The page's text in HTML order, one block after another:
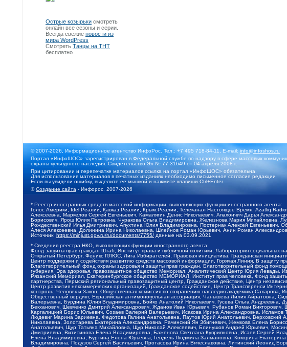
Острые козырьки смотреть
онлайн все сезоны и серии.
Всегда свежие новости из
мира WordPress
Смотреть Танцы на ТНТ
бесплатно
© 2007-2026, Информационное агентство ИнфоРос. Тел.: +7 495 718-84-11, E-mail:info@infoshos.ru
Портал «ИнфоШОС» зарегистрирован в Федеральной службе по надзору в сфере массовых
охраны культурного наследия. Свидетельство Эл № 77-31649 от 04 апреля 2008 г.
При цитировании и перепечатке материалов ссылка на портал «ИнфоШОС» обязательна.
Для использования материалов в печатных изданиях необходимо письменное согласие редакции
Если вы увидели ошибку, выделите ее мышкой и нажмите клавиши Ctrl+Enter
©Создание сайта - Инфорос, 2007-2026
* Реестр иностранных средств массовой информации, выполняющих функции иностранного агента:
Голос Америки, Idel.Реалии, Кавказ.Реалии, Крым.Реалии, Телеканал Настоящее Время, Azatliq
Алексеевна, Маркелов Сергей Евгеньевич, Камалягин Денис Николаевич, Апахончич Дарья
Борисович, Ярош Юлия Петровна, Чуракова Ольга Владимировна, Железнова Мария Михайловна,
Рождественский Илья Дмитриевич, Апухтина Юлия Владимировна, Постернак Алексей Евгеньевич,
Алеся Алексеевна, Долинина Ирина Николаевна, Шлейнов Роман Юрьевич, Анин Роман
Источник: https://minjust.gov.ru/ru/documents/7755/ данные на 03.09.2021
* Сведения реестра НКО, выполняющих функции иностранного агента:
Фонд защиты прав граждан Штаб, Институт права и публичной политики, Лаборатория
Открытый Петербург, Феникс ПЛЮС, Лига Избирателей, Правовая инициатива, Гражданская
Центр поддержки и содействия развитию средств массовой информации, Горячая Линия, В
Благотворительный фонд охраны здоровья и защиты прав граждан, Благотворительный фонд
губерния, Эра здоровья, правозащитное общество Мемориал, Аналитический Центр Юрия Левады,
Рязанский Мемориал, Екатеринбургское общество МЕМОРИАЛ, Институт прав человека, Фонд
партнерства, Пермский региональный правозащитный центр, Гражданское действие, Центр
Центр развития некоммерческих организаций, Гражданское содействие, Центр Трансперенси
контроль, Человек и Закон, Общественная комиссия по сохранению наследия академика
Общественный вердикт, Евразийская антимонопольная ассоциация, Чанышева Лилия Айратовна,
Валерьевна, Бурдина Юлия Владимировна, Бойко Анатолий Николаевич, Гусева Ольга Андреевна,
Бекханович, Шевченко Дмитрий Александрович, Жданов Иван Юрьевич, Рубанов Роман
Каргалицкий Борис Юльевич, Созаев Валерий Валерьевич, Исакова Ирина Александровна,
Людевиг Марина Зариевна, Федотова Галина Анатольевна, Паутов Юрий Анатольевич, Верховский
Николаевна, Золотарева Екатерина Александровна, Рачинский Ян Збигневич, Жемкова Елена
Анатольевич, Щур Татьяна Михайловна, Щур Николай Алексеевич, Блинушов Андрей Юрьевич,
Дмитриевна, Вититинова Елена Владимировна, Баженова Светлана Куприяновна, Исаев Сергей
Елена Владимировна, Буртина Елена Юрьевна, Гендель Людмила Залмановна, Кокорина
Владимировна, Подузов Сергей Васильевич, Протасова Ирина Вячеславовна, Литинский Леонид